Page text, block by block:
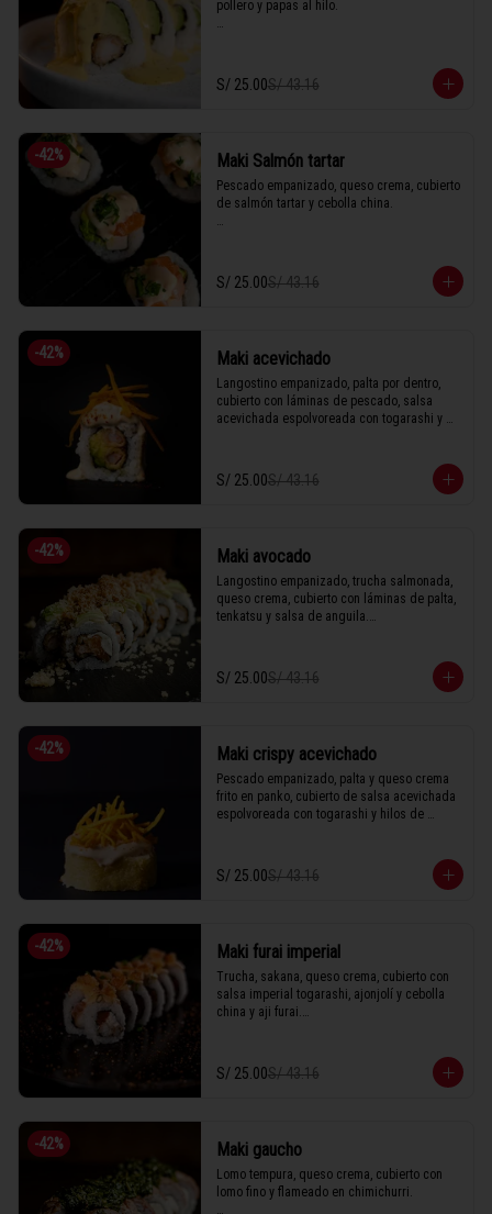
pollero y papas al hilo.
1 Tabla (10 unidades)
S/ 25.00S/ 43.16
-42% Maki Salmón tartar
Pescado empanizado, queso crema, cubierto
de salmón tartar y cebolla china.
1 Tabla (10 unidades)
S/ 25.00S/ 43.16
-42% Maki acevichado
Langostino empanizado, palta por dentro,
cubierto con láminas de pescado, salsa
acevichada espolvoreada con togarashi y
S/ 25.00S/ 43.16
-42% Maki avocado
Langostino empanizado, trucha salmonada,
queso crema, cubierto con láminas de palta,
tenkatsu y salsa de anguila.
1 Tabla (10 unidades)
S/ 25.00S/ 43.16
-42% Maki crispy acevichado
Pescado empanizado, palta y queso crema
frito en panko, cubierto de salsa acevichada
espolvoreada con togarashi y hilos de
S/ 25.00S/ 43.16
-42% Maki furai imperial
Trucha, sakana, queso crema, cubierto con
salsa imperial togarashi, ajonjolí y cebolla
china y aji furai.
1 Tabla (10 unidades)
S/ 25.00S/ 43.16
-42% Maki gaucho
Lomo tempura, queso crema, cubierto con
lomo fino y flameado en chimichurri.